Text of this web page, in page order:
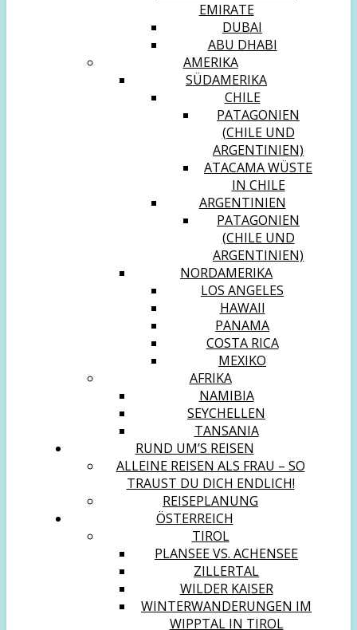
EMIRATE
DUBAI
ABU DHABI
AMERIKA
SÜDAMERIKA
CHILE
PATAGONIEN
(CHILE UND
ARGENTINIEN)
ATACAMA WÜSTE
IN CHILE
ARGENTINIEN
PATAGONIEN
(CHILE UND
ARGENTINIEN)
NORDAMERIKA
LOS ANGELES
HAWAII
PANAMA
COSTA RICA
MEXIKO
AFRIKA
NAMIBIA
SEYCHELLEN
TANSANIA
RUND UM’S REISEN
ALLEINE REISEN ALS FRAU – SO
TRAUST DU DICH ENDLICH!
REISEPLANUNG
ÖSTERREICH
TIROL
PLANSEE VS. ACHENSEE
ZILLERTAL
WILDER KAISER
WINTERWANDERUNGEN IM
WIPPTAL IN TIROL